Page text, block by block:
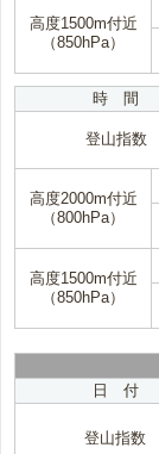
高度1500m付近
（850hPa）
時 間
登山指数
高度2000m付近
（800hPa）
高度1500m付近
（850hPa）
日 付
登山指数